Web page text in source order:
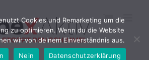
Cookies und Remarketing um die
zu optimieren. Wenn du die Website
wir von deinem Einverständnis aus.
Nein Datenschutzerklärung